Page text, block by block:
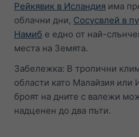
Рейкявик в Исландия има
облачни дни, Сосусвлей в
Намиб е едно от най-
места на Земята.
Забележка: В тропични
области като Малайзия или
броят на дните с валежи
надценен до два пъти.